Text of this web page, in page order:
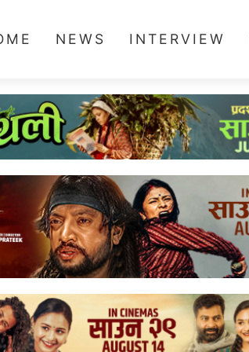
NEWS INTERVIEW